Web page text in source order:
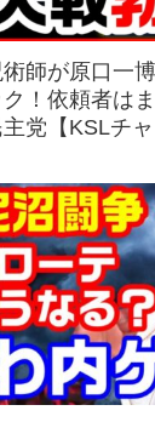
術師が原口一
！依頼者は
党【KSLチャ